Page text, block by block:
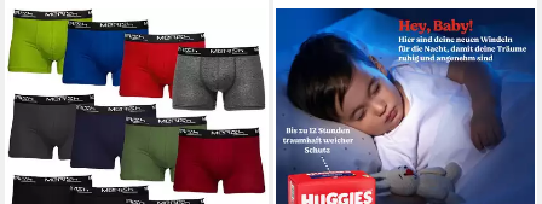
MERISH
Boxershorts MERISH
Boxershorts Herren 12er
Pack S-5XL Unterwäsche
Unterhosen Männe (Spar-Set)
ab 35,90 €
(2,99 €/ 1 Stk)
HUGGIES
Windeln Overnight Pants
Größe 6 (15-25 kg),
Nachtwindeln, 88 St.
44,98 €
(0,51 €/ 1 Stk)
lieferbar - in 2-3 Werktagen bei dir